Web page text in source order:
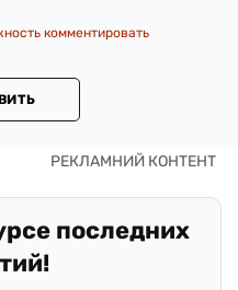
комментировать
последних